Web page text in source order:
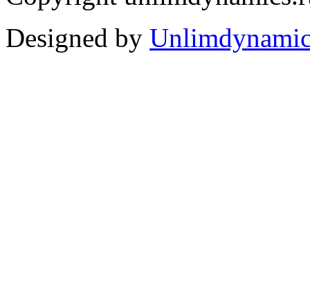
Designed by